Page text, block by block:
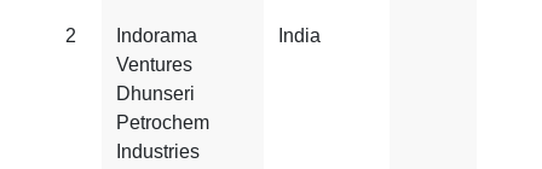
2
Indorama
Ventures
Dhunseri
Petrochem
Industries
India